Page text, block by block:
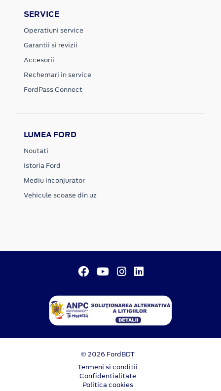
SERVICE
Operatiuni service
Garantii si revizii
Accesorii
Rechemari in service
FordPass Connect
LUMEA FORD
Noutati
Istoria Ford
Mediu inconjurator
Vehicule scoase din uz
© 2026 FordBDT
Termeni si conditii
Confidentialitate
Politica cookies